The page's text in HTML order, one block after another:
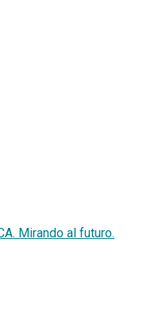
Mirando al futuro.